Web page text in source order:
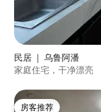
民居 ｜ 乌鲁阿潘
家庭住宅，干净漂亮
房客推荐